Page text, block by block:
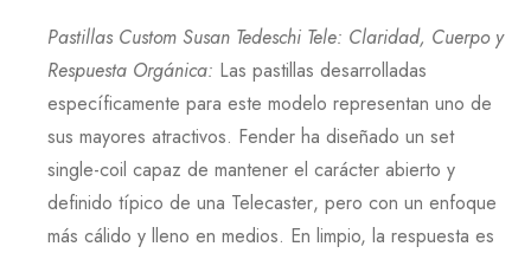
Pastillas Custom Susan Tedeschi Tele: Claridad, Cuerpo y
Respuesta Orgánica: Las pastillas desarrolladas
específicamente para este modelo representan uno de
sus mayores atractivos. Fender ha diseñado un set
single-coil capaz de mantener el carácter abierto y
definido típico de una Telecaster, pero con un enfoque
más cálido y lleno en medios. En limpio, la respuesta es